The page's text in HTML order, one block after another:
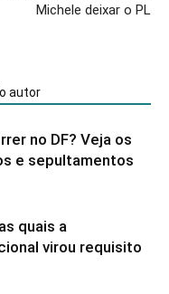
Michele deixar o PL
autor
no DF? Veja os
e sepultamentos
quais a
virou requisito